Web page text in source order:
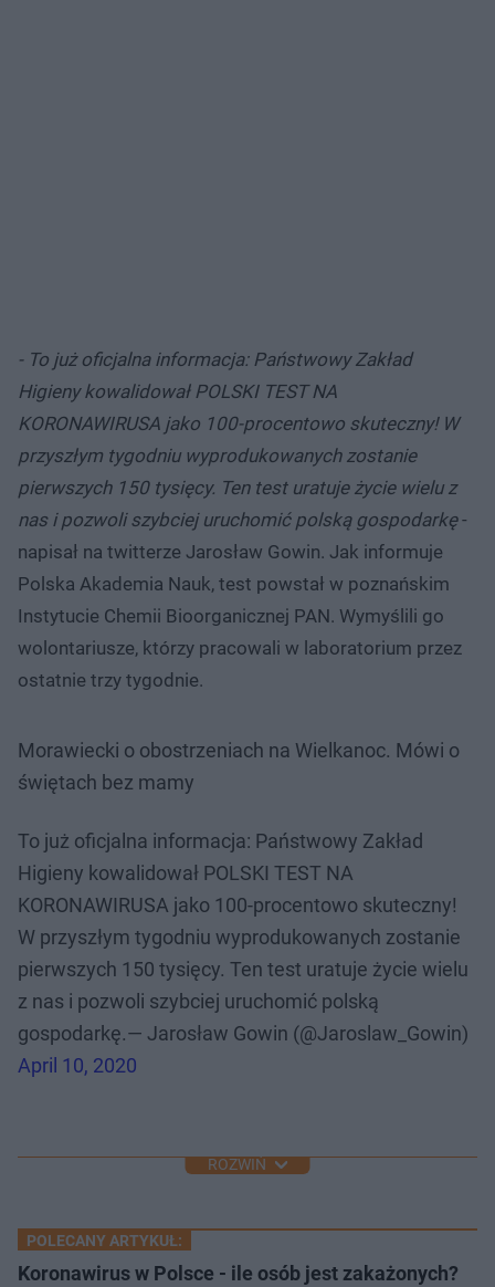
- To już oficjalna informacja: Państwowy Zakład
Higieny kowalidował POLSKI TEST NA
KORONAWIRUSA jako 100-procentowo skuteczny! W
przyszłym tygodniu wyprodukowanych zostanie
pierwszych 150 tysięcy. Ten test uratuje życie wielu z
nas i pozwoli szybciej uruchomić polską gospodarkę-
napisał na twitterze Jarosław Gowin. Jak informuje
Polska Akademia Nauk, test powstał w poznańskim
Instytucie Chemii Bioorganicznej PAN. Wymyślili go
wolontariusze, którzy pracowali w laboratorium przez
ostatnie trzy tygodnie.
Morawiecki o obostrzeniach na Wielkanoc. Mówi o
świętach bez mamy
To już oficjalna informacja: Państwowy Zakład
Higieny kowalidował POLSKI TEST NA
KORONAWIRUSA jako 100-procentowo skuteczny!
W przyszłym tygodniu wyprodukowanych zostanie
pierwszych 150 tysięcy. Ten test uratuje życie wielu
z nas i pozwoli szybciej uruchomić polską
gospodarkę.— Jarosław Gowin (@Jaroslaw_Gowin)
April 10, 2020
ROZWIŃ
POLECANY ARTYKUŁ:
Koronawirus w Polsce - ile osób jest zakażonych?